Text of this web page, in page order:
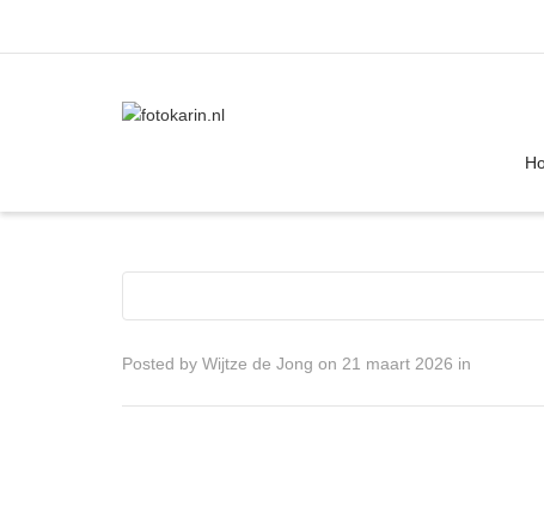
I'm looking for product in a size size
Posted by Wijtze de Jong on 21 maart 2026 in